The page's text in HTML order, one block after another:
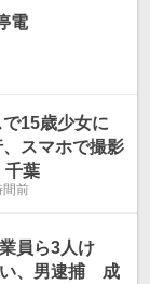
電
15歳少女に
スマホで撮影
葉
間前
員ら3人け
、男逮捕 成